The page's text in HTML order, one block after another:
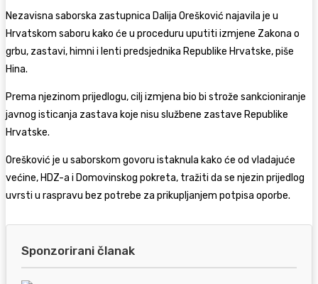
Nezavisna saborska zastupnica Dalija Orešković najavila je u
Hrvatskom saboru kako će u proceduru uputiti izmjene Zakona o
grbu, zastavi, himni i lenti predsjednika Republike Hrvatske, piše
Hina.
Prema njezinom prijedlogu, cilj izmjena bio bi strože sankcioniranje
javnog isticanja zastava koje nisu službene zastave Republike
Hrvatske.
Orešković je u saborskom govoru istaknula kako će od vladajuće
većine, HDZ-a i Domovinskog pokreta, tražiti da se njezin prijedlog
uvrsti u raspravu bez potrebe za prikupljanjem potpisa oporbe.
Sponzorirani članak